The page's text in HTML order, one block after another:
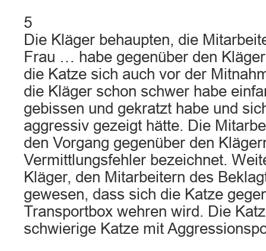
5
Die Kläger behaupten, die
Frau … habe gegenüber den
die Katze sich auch vor der
die Kläger schon schwer habe
gebissen und gekratzt habe und
aggressiv gezeigt hätte. Die
den Vorgang gegenüber den
Vermittlungsfehler bezeichnet.
Kläger, den Mitarbeitern des
gewesen, dass sich die Katze
Transportbox wehren wird. Die
schwierige Katze mit